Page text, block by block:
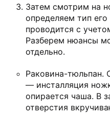
Затем смотрим на
определяем тип
проводится с
Разберем нюансы
отдельно.
Раковина-тюльпан.
— инсталляция
опирается чаша. В
отверстия